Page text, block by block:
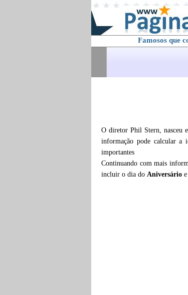
Famosos que
O diretor Phil Stern, nasceu
informação pode calcular a
importantes
Continuando com mais
incluir o dia do Aniversário e